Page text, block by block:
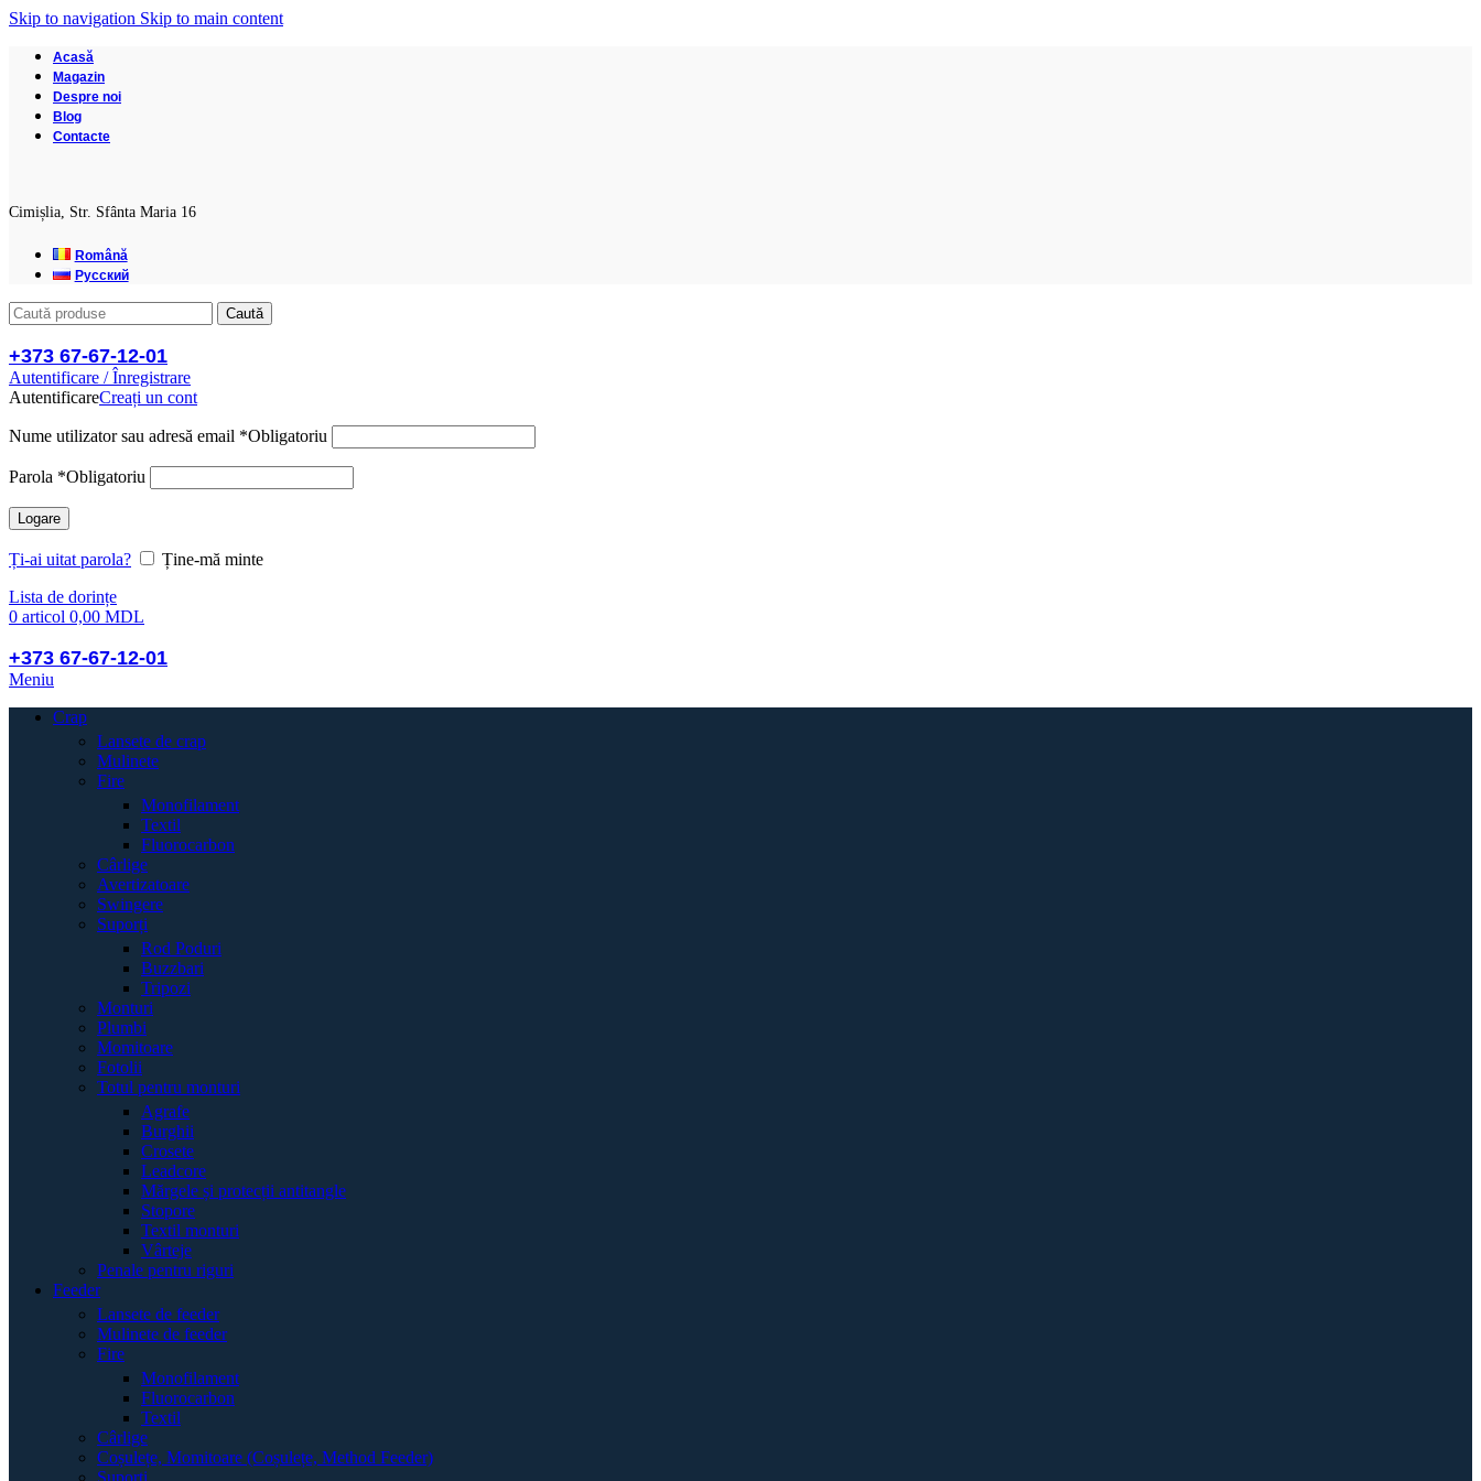
Skip to navigation Skip to main content
Acasă
Magazin
Despre noi
Blog
Contacte
Cimișlia, Str. Sfânta Maria 16
Română
Русский
Caută
+373 67-67-12-01
Autentificare / Înregistrare
AutentificareCreați un cont
Nume utilizator sau adresă email *Obligatoriu
Parola *Obligatoriu
Logare
Ți-ai uitat parola?
Ține-mă minte
Lista de dorințe
0 articol 0,00 MDL
+373 67-67-12-01
Meniu
Crap
Lansete de crap
Mulinete
Fire
Monofilament
Textil
Fluorocarbon
Cârlige
Avertizatoare
Swingere
Suporți
Rod Poduri
Buzzbari
Tripozi
Monturi
Plumbi
Momitoare
Fotolii
Totul pentru monturi
Agrafe
Burghii
Crosete
Leadcore
Mărgele și protecții antitangle
Stopore
Textil monturi
Vârteje
Penale pentru riguri
Feeder
Lansete de feeder
Mulinete de feeder
Fire
Monofilament
Fluorocarbon
Textil
Cârlige
Coșulețe, Momitoare (Coșulețe, Method Feeder)
Suporți